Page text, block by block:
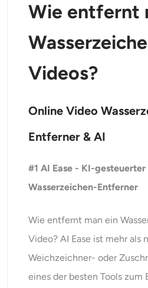
Wie entfernt
Videos?
Online Video
Entferner & AI
#1 AI Ease - KI-
Wasserzeichen-Entferner
Wie entfernt man ein
Video? AI Ease ist mehr als
Weichzeichner- oder
eines der besten Tools zum